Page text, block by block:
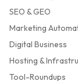
SEO & GEO
Marketing
Digital Business
Hosting &
Tool-Roundups